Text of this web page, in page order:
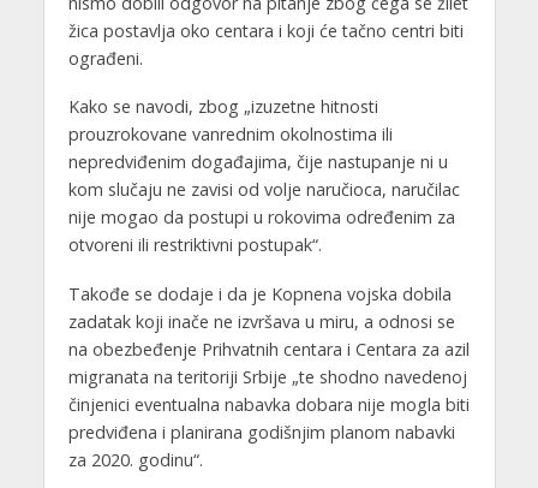
žica postavlja oko centara i koji će tačno centri biti
ograđeni.
Kako se navodi, zbog „izuzetne hitnosti
prouzrokovane vanrednim okolnostima ili
nepredviđenim događajima, čije nastupanje ni u
kom slučaju ne zavisi od volje naručioca, naručilac
nije mogao da postupi u rokovima određenim za
otvoreni ili restriktivni postupak“.
Takođe se dodaje i da je Kopnena vojska dobila
zadatak koji inače ne izvršava u miru, a odnosi se
na obezbeđenje Prihvatnih centara i Centara za azil
migranata na teritoriji Srbije „te shodno navedenoj
činjenici eventualna nabavka dobara nije mogla biti
predviđena i planirana godišnjim planom nabavki
za 2020. godinu“.